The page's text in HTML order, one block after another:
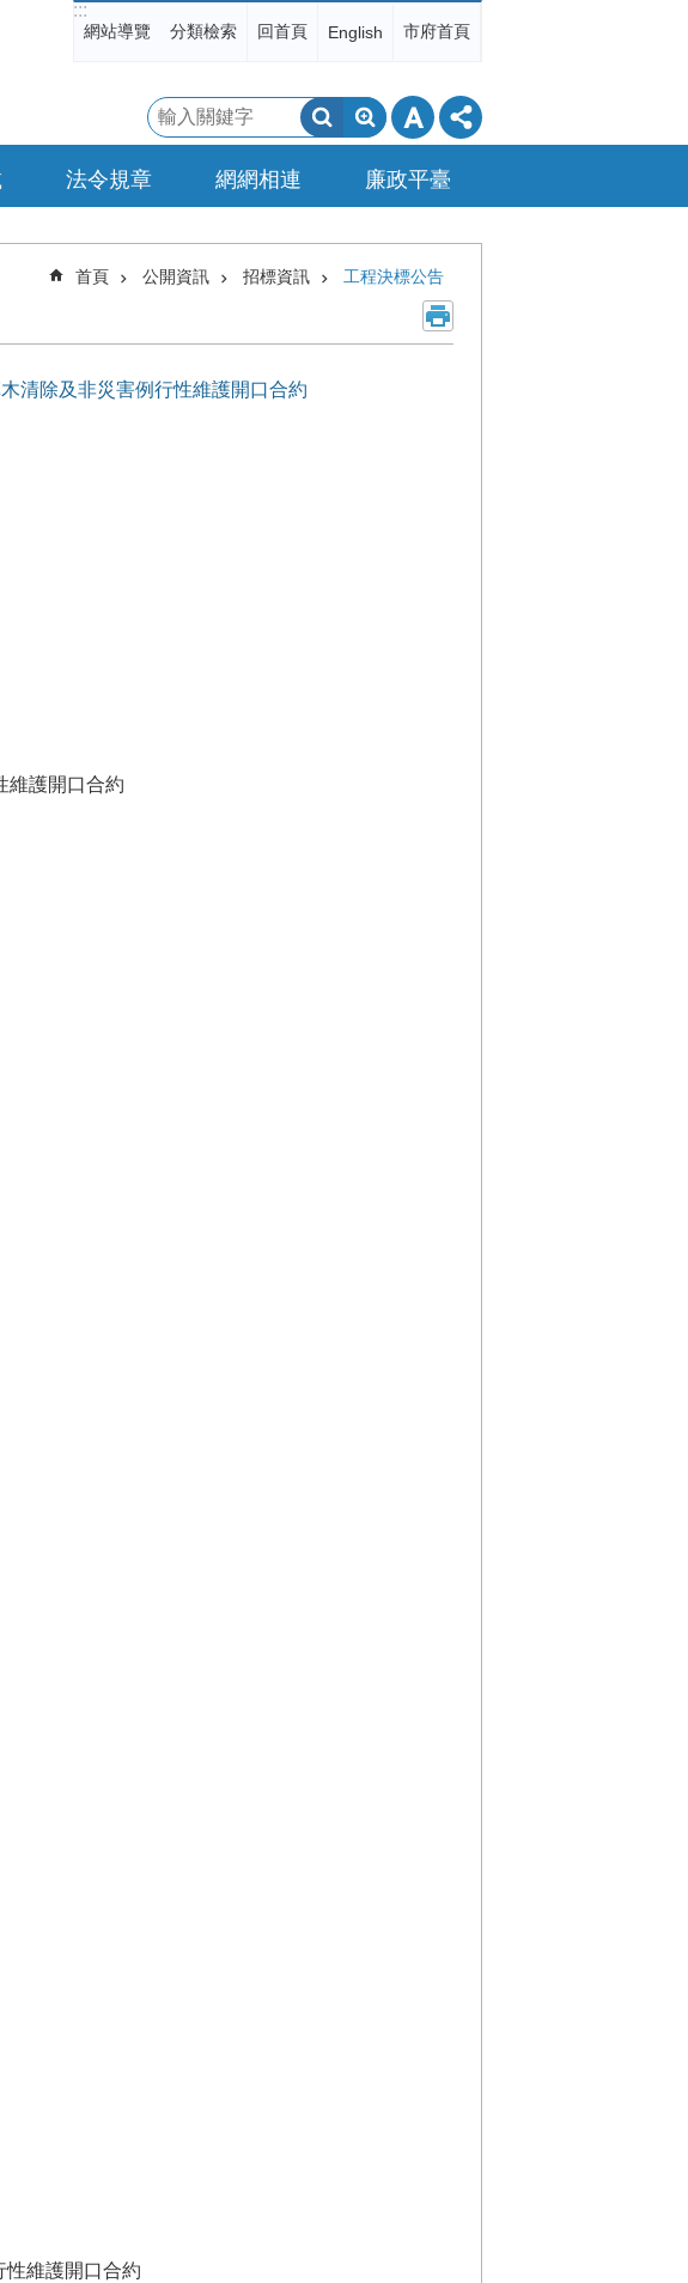
:::
網站導覽 分類檢索 回首頁 English 市府首頁
搜
尋
法令規章 網網相連 廉政平臺
首頁 公開資訊 招標資訊 工程決標公告
清除及非災害例行性維護開口合約
維護開口合約
性維護開口合約